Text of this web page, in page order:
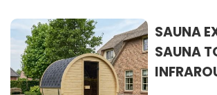
SAUNA
SAUNA